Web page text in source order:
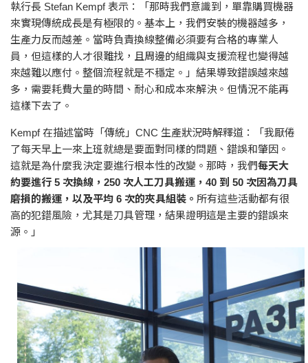
執行長 Stefan Kempf 表示：「那時我們意識到，單靠購買機器
來實現傳統成長是有極限的。基本上，我們安裝的機器越多，
生產力反而越差。當時負責換線整備必須要有合格的專業人
員，但這樣的人才很難找，且周邊的組織與支援流程也變得越
來越難以應付。整個流程就是不穩定。」結果導致錯誤越來越
多，需要耗費大量的時間、耐心和成本來解決。但情況不能再
這樣下去了。
Kempf 在描述當時「傳統」CNC 生產狀況時解釋道：「我厭倦
了每天早上一來上班就總是要面對同樣的問題、錯誤和肇因。
這就是為什麼我決定要進行根本性的改變。那時，我們每天大
約要進行 5 次換線，250 次人工刀具搬運，40 到 50 次因為刀具
磨損的搬運，以及平均 6 次的夾具組裝。 所有這些活動都有很
高的犯錯風險，尤其是刀具管理，結果證明這是主要的錯誤來
源。」